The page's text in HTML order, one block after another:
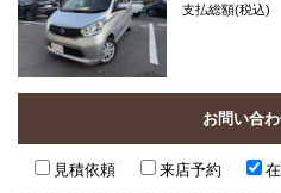
支払総額(税込)
お問い合
見積依頼 来店予約